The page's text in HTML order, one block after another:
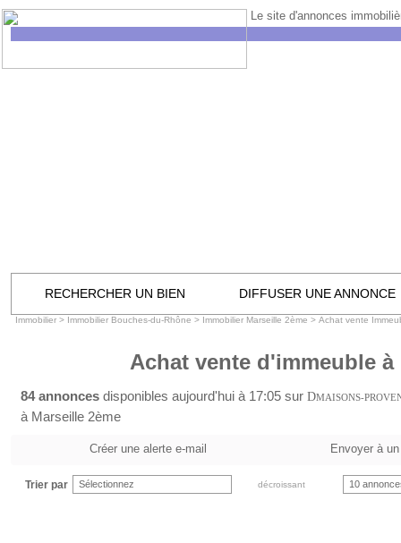
Le site d'annonces
RECHERCHER UN BIEN DIFFUSER UNE ANNONCE
Immobilier > Immobilier Bouches-du-Rhône > Immobilier Marseille 2ème > Achat vente
Achat vente d'immeuble à
84 annonces disponibles aujourd'hui à 17:05 sur DMAISONS-
à Marseille 2ème
Créer une alerte e-mail Envoyer à
Trier par Sélectionnez décroissant 10